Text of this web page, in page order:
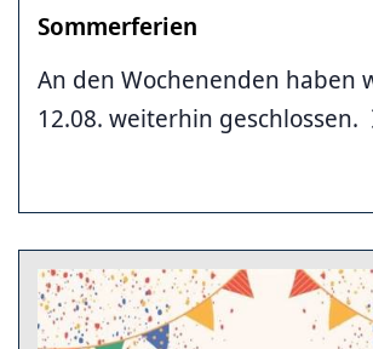
Sommerferien
An den Wochenenden haben
12.08. weiterhin geschlossen.